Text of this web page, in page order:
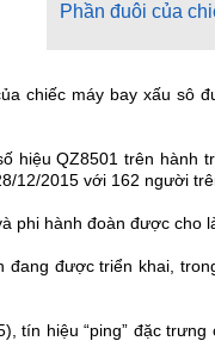
Phần đuôi của
chiếc máy bay xấu sô
hiệu QZ8501 trên hành
12/2015 với 162 người
phi hành đoàn được cho
đang được triển khai,
tín hiệu “ping” đặc